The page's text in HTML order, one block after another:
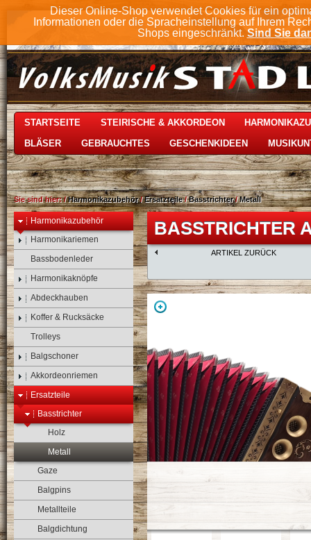
Dieser Online-Shop verwendet Cookies für ein
Informationen oder die Spracheinstellung auf Ihrem
Shops eingeschränkt. Sind Sie
STARTSEITE STEIRISCHE & AKKORDEON
BLÄSER GEBRAUCHTES GESCHENKIDEEN
Sie sind hier:/Harmonikazubehör/Ersatzteile/Basstrichter/Metall
Harmonikazubehör
Harmonikariemen
Bassbodenleder
Harmonikaknöpfe
Abdeckhauben
Koffer & Rucksäcke
Trolleys
Balgschoner
Akkordeonriemen
Ersatzteile
Basstrichter
Holz
Metall
Gaze
Balgpins
Metallteile
Balgdichtung
BASSTRICHTER
ARTIKEL ZURÜCK